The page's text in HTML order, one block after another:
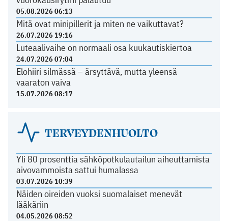
05.08.2026 06:13
Mitä ovat minipillerit ja miten ne vaikuttavat?
26.07.2026 19:16
Luteaalivaihe on normaali osa kuukautiskiertoa
24.07.2026 07:04
Elohiiri silmässä – ärsyttävä, mutta yleensä
vaaraton vaiva
15.07.2026 08:17
TERVEYDENHUOLTO
Yli 80 prosenttia sähköpotkulautailun aiheuttamista
aivovammoista sattui humalassa
03.07.2026 10:39
Näiden oireiden vuoksi suomalaiset menevät
lääkäriin
04.05.2026 08:52